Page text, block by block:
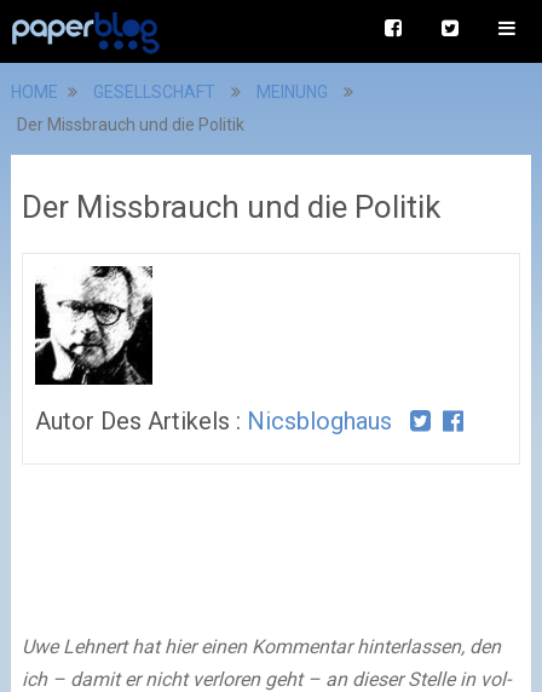
HOME GESELLSCHAFT
MEINUNG
Der Missbrauch und die Politik
Der Missbrauch und die Politik
Autor Des Artikels : Nicsbloghaus
Uwe Lehnert hat hier einen Kommentar hin­ter­las­sen, den
ich – damit er nicht ver­lo­ren geht – an die­ser Stelle in vol­